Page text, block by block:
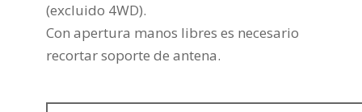
(excluido 4WD).
Con apertura manos libres es necesario
recortar soporte de antena.